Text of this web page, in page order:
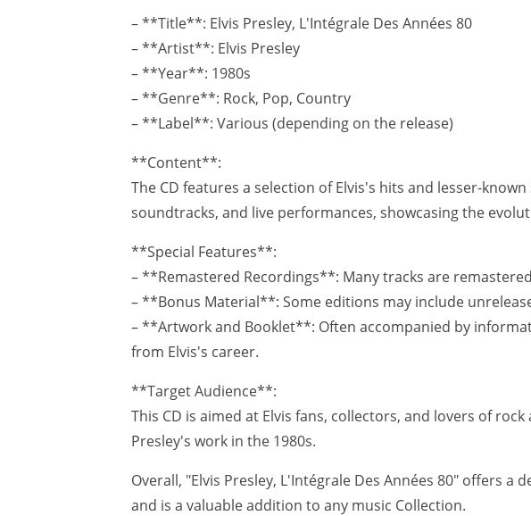
– **Title**: Elvis Presley, L'Intégrale Des Années 80
– **Artist**: Elvis Presley
– **Year**: 1980s
– **Genre**: Rock, Pop, Country
– **Label**: Various (depending on the release)
**Content**:
The CD features a selection of Elvis's hits and lesser-
soundtracks, and live performances, showcasing the
**Special Features**:
– **Remastered Recordings**: Many tracks are
– **Bonus Material**: Some editions may include
– **Artwork and Booklet**: Often accompanied by
from Elvis's career.
**Target Audience**:
This CD is aimed at Elvis fans, collectors, and lovers of
Presley's work in the 1980s.
Overall, "Elvis Presley, L'Intégrale Des Années 80" offers
and is a valuable addition to any music Collection.